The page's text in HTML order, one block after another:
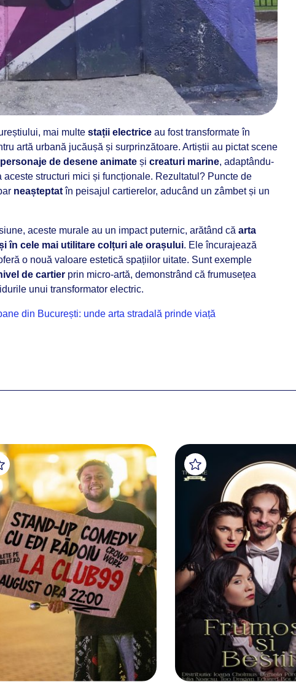
mai multe stații electrice au fost transformate în
artă urbană jucăușă și surprinzătoare. Artiștii au pictat scene
personaje de desene animate și creaturi marine, adaptându-
structuri mici și funcționale. Rezultatul? Puncte de
neașteptatîn peisajul cartierelor, aducând un zâmbet și un
aceste murale au un impact puternic, arătând că arta
în cele mai utilitare colțuri ale orașului. Ele încurajează
o nouă valoare estetică spațiilor uitate. Sunt exemple
de cartier prin micro-artă, demonstrând că frumusețea
unui transformator electric.
din București: unde arta stradală prinde viață